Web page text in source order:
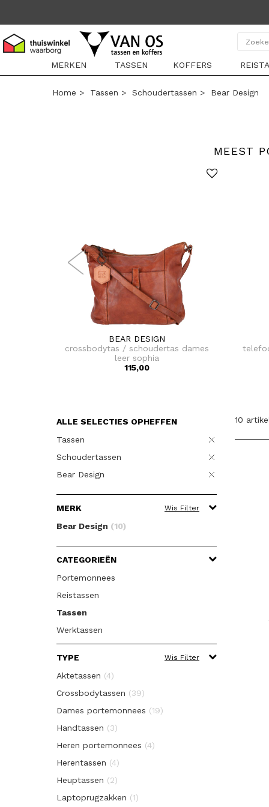
MERKEN
TASSEN KOFFERS
Home > Tassen > Schoudertassen > Bear Design
MEEST
BEAR DESIGN
crossbodytas / schoudertas dames
leer sophia
115,00
ALLE SELECTIES OPHEFFEN
Tassen
Schoudertassen
Bear Design
MERK Wis Filter
Bear Design (10)
CATEGORIEËN
Portemonnees
Reistassen
Tassen
Werktassen
TYPE Wis Filter
Aktetassen (4)
Crossbodytassen (39)
Dames portemonnees (19)
Handtassen (3)
Heren portemonnees (4)
Herentassen (4)
Heuptassen (2)
Laptoprugzakken (1)
10